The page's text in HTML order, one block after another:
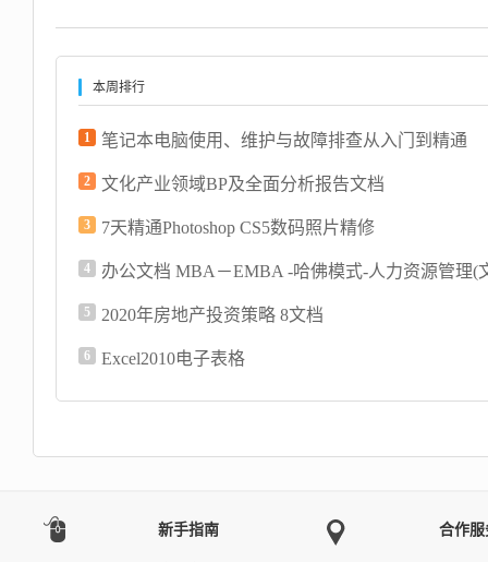
本周排行
1 笔记本电脑使用、维护与故障排查从入门到精通
2 文化产业领域BP及全面分析报告文档
3 7天精通Photoshop CS5数码照片精修
4
5 2020年房地产投资策略 8文档
6 Excel2010电子表格
新手指南 合作服